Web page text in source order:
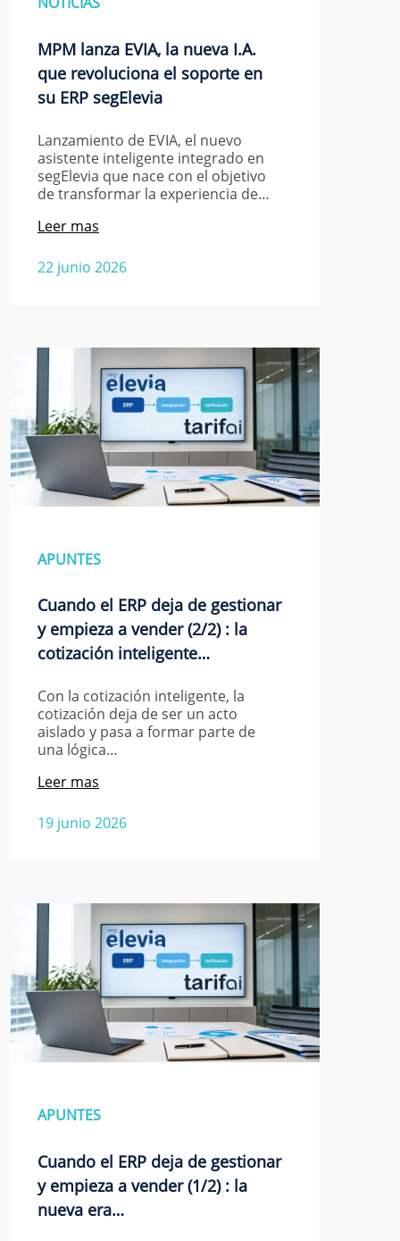
MPM lanza EVIA, la nueva I.A.
que revoluciona el soporte en
su ERP segElevia
Lanzamiento de EVIA, el nuevo
asistente inteligente integrado en
segElevia que nace con el objetivo
de transformar la experiencia de…
22 junio 2026
Leer mas
APUNTES
Cuando el ERP deja de gestionar
y empieza a vender (2/2) : la
cotización inteligente…
Con la cotización inteligente, la
cotización deja de ser un acto
aislado y pasa a formar parte de
una lógica…
19 junio 2026
Leer mas
APUNTES
Cuando el ERP deja de gestionar
y empieza a vender (1/2) : la
nueva era…